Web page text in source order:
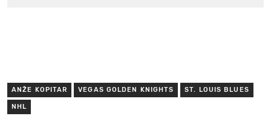
ANŽE KOPITAR VEGAS GOLDEN KNIGHTS ST. LOUIS BLUES
NHL